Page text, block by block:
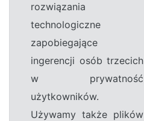
rozwiązania
technologiczne
zapobiegające
ingerencji osób trzecich
w prywatność
użytkowników.
Używamy także plików